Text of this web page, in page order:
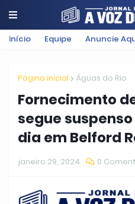
Início Equipe Anuncie
Página inicial Águas do Rio
Fornecimento
segue
dia em Belford
janeiro 29, 2024 0